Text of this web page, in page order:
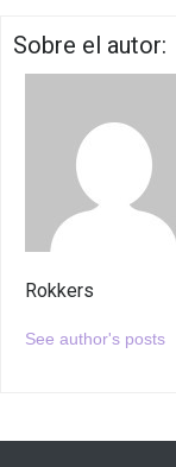
Sobre el autor:
Rokkers
See author's posts